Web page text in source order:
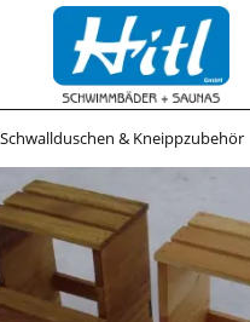
& Kneippzubehör